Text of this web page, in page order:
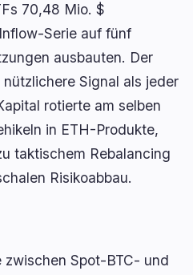
Ökosysteme
Bitcoin 0
Ethereum 0
Solana
70,48 Mio. $
Serie auf fünf
ausbauten. Der
Signal als jeder
rotierte am selben
in ETH-Produkte,
taktischem Rebalancing
Risikoabbau.
Spot-BTC- und